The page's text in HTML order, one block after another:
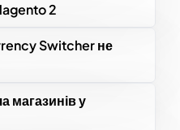
2
Switcher не
магазинів у